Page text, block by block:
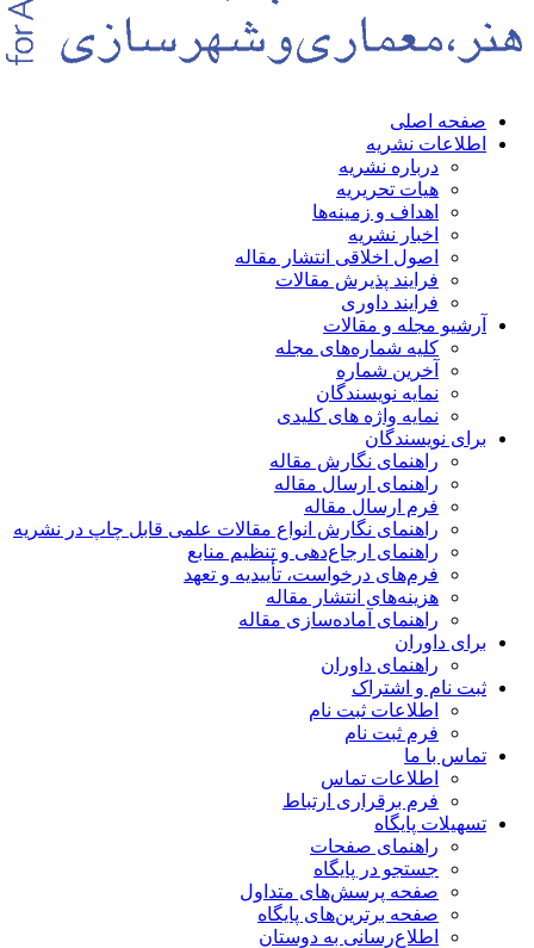
اصلی
نشریه
درباره نشریه
هیات تحریریه
اهداف و زمینه‌ها
اخبار نشریه
اصول اخلاقی انتشار مقاله
فرایند پذیرش مقالات
فرایند داوری
مجله و مقالات
کلیه شماره‌های مجله
آخرین شماره
نمایه نویسندگان
نمایه واژه های کلیدی
نویسندگان
راهنمای نگارش مقاله
راهنمای ارسال مقاله
فرم ارسال مقاله
راهنمای نگارش انواع مقالات علمی قابل چاپ در نشریه
راهنمای ارجاع‌دهی و تنظیم منابع
فرم‌های درخواست، تأییدیه و تعهد
هزینه‌های انتشار مقاله
راهنمای آماده‌سازی مقاله
داوران
راهنمای داوران
نام و اشتراک
اطلاعات ثبت نام
فرم ثبت نام
با ما
اطلاعات تماس
فرم برقراری ارتباط
پایگاه
راهنمای صفحات
جستجو در پایگاه
صفحه پرسش‌های متداول
صفحه برترین‌های پایگاه
اطلاع‌رسانی به دوستان